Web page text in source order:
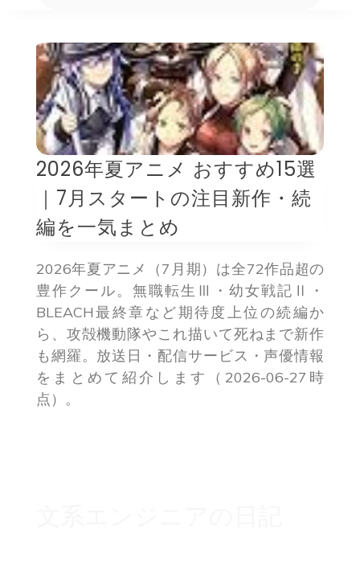
2026年夏アニメ おすすめ15選
｜7月スタートの注目新作・続
編を一気まとめ
2026年夏アニメ（7月期）は全72作品超の
豊作クール。無職転生Ⅲ・幼女戦記Ⅱ・
BLEACH最終章など期待度上位の続編か
ら、攻殻機動隊やこれ描いて死ねまで新作
も網羅。放送日・配信サービス・声優情報
をまとめて紹介します（2026-06-27時
点）。